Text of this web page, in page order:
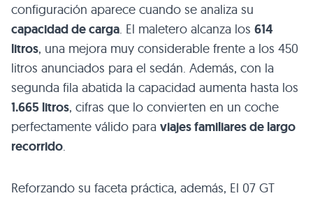
configuración aparece cuando se analiza su
capacidad de carga. El maletero alcanza los 614
litros, una mejora muy considerable frente a los 450
litros anunciados para el sedán. Además, con la
segunda fila abatida la capacidad aumenta hasta los
1.665 litros, cifras que lo convierten en un coche
perfectamente válido para viajes familiares de largo
recorrido.
Reforzando su faceta práctica, además, El 07 GT